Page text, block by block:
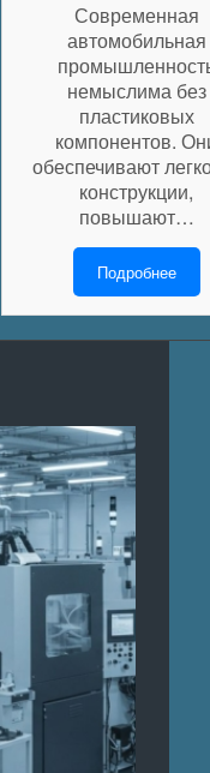
Современная
автомобильная
немыслима без
пластиковых
компонентов.
обеспечивают
конструкции,
повышают…
Подробнее